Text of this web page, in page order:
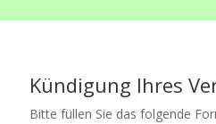
Kündigung Ihres
Bitte füllen Sie das folgende